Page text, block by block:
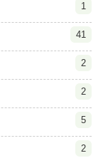
1
41
2
2
5
2